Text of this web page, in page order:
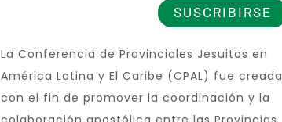
La Conferencia de Provinciales Jesuitas en
América Latina y El Caribe (CPAL) fue creada
con el fin de promover la coordinación y la